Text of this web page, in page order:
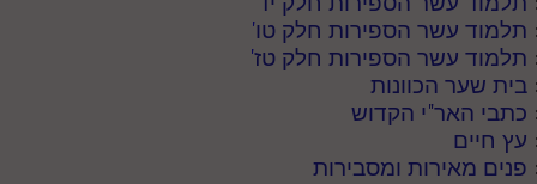
תלמוד עשר הספירות חלק טו'
תלמוד עשר הספירות חלק טז'
בית שער הכוונות
כתבי האר"י הקדוש
עץ חיים
פנים מאירות ומסבירות